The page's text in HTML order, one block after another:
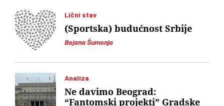
Lični stav
Bojana Šumonja
(Sportska) budućnost Srbije
Analiza
Ne davimo Beograd:
“Fantomski projekti” Gradske